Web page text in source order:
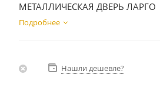
МЕТАЛЛИЧЕСКАЯ ДВЕРЬ ЛАРГО
Подробнее
Нашли дешевле?